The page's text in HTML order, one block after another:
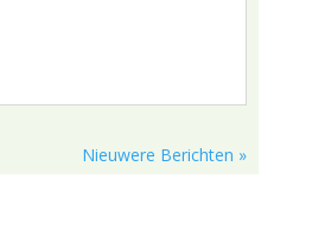
Nieuwere Berichten »